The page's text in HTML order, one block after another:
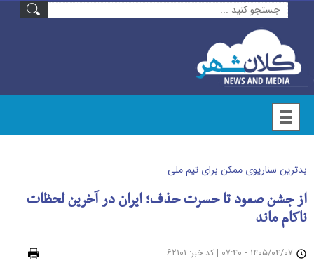
بدترین سناریوی ممکن برای تیم ملی
از جشن صعود تا حسرت حذف؛ ایران در آخرین لحظات
ناکام ماند
| کد خبر: ۶۲۱۰۱